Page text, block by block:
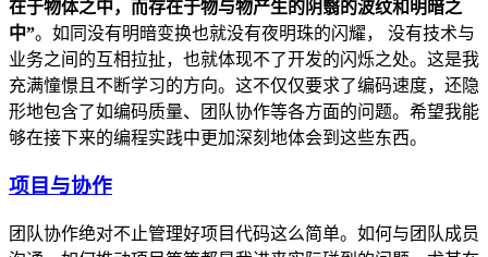
在于物体之中，而存在于物与物产生的阴翳的波纹和明暗之
中”。如同没有明暗变换也就没有夜明珠的闪耀， 没有技术与
业务之间的互相拉扯，也就体现不了开发的闪烁之处。这是我
充满憧憬且不断学习的方向。这不仅仅要求了编码速度，还隐
形地包含了如编码质量、团队协作等各方面的问题。希望我能
够在接下来的编程实践中更加深刻地体会到这些东西。
项目与协作
团队协作绝对不止管理好项目代码这么简单。如何与团队成员